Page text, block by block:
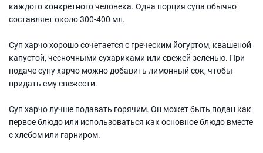
каждого конкретного человека. Одна порция супа обычно
составляет около 300-400 мл.
Суп харчо хорошо сочетается с греческим йогуртом, квашеной
капустой, чесночными сухариками или свежей зеленью. При
подаче супу харчо можно добавить лимонный сок, чтобы
придать ему свежести.
Суп харчо лучше подавать горячим. Он может быть подан как
первое блюдо или использоваться как основное блюдо вместе
с хлебом или гарниром.